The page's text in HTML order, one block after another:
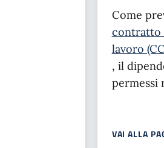
Come
contratto
lavoro
, il
permessi
VAI ALLA